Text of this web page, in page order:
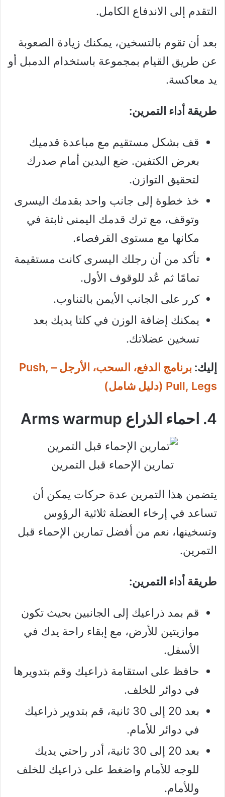
التقدم إلى الاندفاع الكامل.
بعد أن تقوم بالتسخين، يمكنك زيادة الصعوبة
عن طريق القيام بمجموعة باستخدام الدمبل أو
يد معاكسة.
طريقة أداء التمرين:
قف بشكل مستقيم مع مباعدة قدميك
بعرض الكتفين. ضع اليدين أمام صدرك
لتحقيق التوازن.
خذ خطوة إلى جانب واحد بقدمك اليسرى
وتوقف، مع ترك قدمك اليمنى ثابتة في
مكانها مع مستوى القرفصاء.
تأكد من أن رجلك اليسرى كانت مستقيمة
تمامًا ثم عُد للوقوف الأول.
كرر على الجانب الأيمن بالتناوب.
يمكنك إضافة الوزن في كلتا يديك بعد
تسخين عضلاتك.
إليك:
برنامج الدفع، السحب، الأرجل – Push,
Pull, Legs (دليل شامل)
4. احماء الذراع Arms warmup
تمارين الإحماء قبل التمرين
يتضمن هذا التمرين عدة حركات يمكن أن
تساعد في إرخاء العضلة ثلاثية الرؤوس
وتسخينها، نعم من أفضل تمارين الإحماء قبل
التمرين.
طريقة أداء التمرين:
قم بمد ذراعيك إلى الجانبين بحيث تكون
موازيتين للأرض، مع إبقاء راحة يدك في
الأسفل.
حافظ على استقامة ذراعيك وقم بتدويرها
في دوائر للخلف.
بعد 20 إلى 30 ثانية، قم بتدوير ذراعيك
في دوائر للأمام.
بعد 20 إلى 30 ثانية، أدر راحتي يديك
للوجه للأمام واضغط على ذراعيك للخلف
وللأمام.